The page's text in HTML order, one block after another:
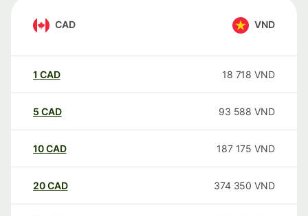
CAD VND
1 CAD 18 718 VND
5 CAD 93 588 VND
10CAD 187 175 VND
20CAD 374 350 VND